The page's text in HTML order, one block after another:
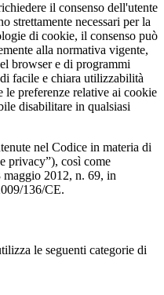
il consenso dell'utente
strettamente necessari per la
di cookie, il consenso può
alla normativa vigente,
browser e di programmi
facile e chiara utilizzabilità
preferenze relative ai cookie
disabilitare in qualsiasi
nel Codice in materia di
privacy”), così come
2012, n. 69, in
136/CE.
le seguenti categorie di